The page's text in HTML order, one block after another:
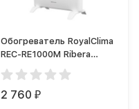
Обогреватель RoyalClima
REC-RE1000M Ribera
Econo
2 760₽